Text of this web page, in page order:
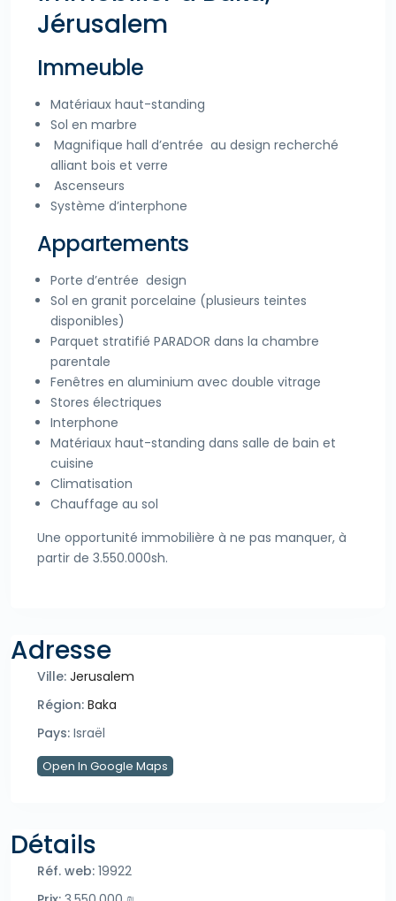
Jérusalem
Immeuble
Matériaux haut-standing
Sol en marbre
Magnifique hall d’entrée au design recherché
alliant bois et verre
Ascenseurs
Système d’interphone
Appartements
Porte d’entrée design
Sol en granit porcelaine (plusieurs teintes
disponibles)
Parquet stratifié PARADOR dans la chambre
parentale
Fenêtres en aluminium avec double vitrage
Stores électriques
Interphone
Matériaux haut-standing dans salle de bain et
cuisine
Climatisation
Chauffage au sol
Une opportunité immobilière à ne pas manquer, à
partir de 3.550.000sh.
Adresse
Ville: Jerusalem
Région: Baka
Pays: Israël
Open In Google Maps
Détails
Réf. web: 19922